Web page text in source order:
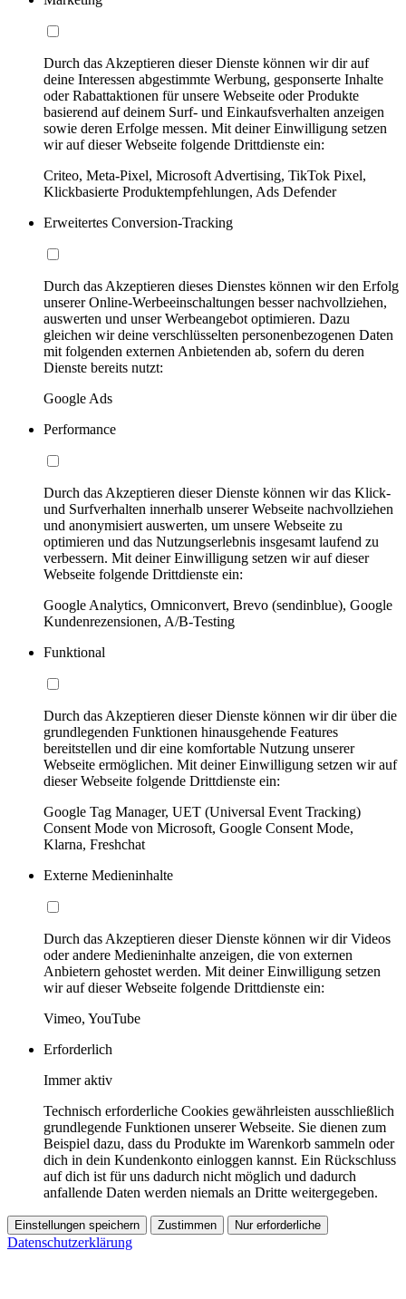
Durch das Akzeptieren dieser Dienste können wir dir auf
deine Interessen abgestimmte Werbung, gesponserte Inhalte
oder Rabattaktionen für unsere Webseite oder Produkte
basierend auf deinem Surf- und Einkaufsverhalten anzeigen
sowie deren Erfolge messen. Mit deiner Einwilligung setzen
wir auf dieser Webseite folgende Drittdienste ein:
Criteo, Meta-Pixel, Microsoft Advertising, TikTok Pixel,
Klickbasierte Produktempfehlungen, Ads Defender
Erweitertes Conversion-Tracking
Durch das Akzeptieren dieses Dienstes können wir den Erfolg
unserer Online-Werbeeinschaltungen besser nachvollziehen,
auswerten und unser Werbeangebot optimieren. Dazu
gleichen wir deine verschlüsselten personenbezogenen Daten
mit folgenden externen Anbietenden ab, sofern du deren
Dienste bereits nutzt:
Google Ads
Performance
Durch das Akzeptieren dieser Dienste können wir das Klick-
und Surfverhalten innerhalb unserer Webseite nachvollziehen
und anonymisiert auswerten, um unsere Webseite zu
optimieren und das Nutzungserlebnis insgesamt laufend zu
verbessern. Mit deiner Einwilligung setzen wir auf dieser
Webseite folgende Drittdienste ein:
Google Analytics, Omniconvert, Brevo (sendinblue), Google
Kundenrezensionen, A/B-Testing
Funktional
Durch das Akzeptieren dieser Dienste können wir dir über die
grundlegenden Funktionen hinausgehende Features
bereitstellen und dir eine komfortable Nutzung unserer
Webseite ermöglichen. Mit deiner Einwilligung setzen wir auf
dieser Webseite folgende Drittdienste ein:
Google Tag Manager, UET (Universal Event Tracking)
Consent Mode von Microsoft, Google Consent Mode,
Klarna, Freshchat
Externe Medieninhalte
Durch das Akzeptieren dieser Dienste können wir dir Videos
oder andere Medieninhalte anzeigen, die von externen
Anbietern gehostet werden. Mit deiner Einwilligung setzen
wir auf dieser Webseite folgende Drittdienste ein:
Vimeo, YouTube
Erforderlich
Immer aktiv
Technisch erforderliche Cookies gewährleisten ausschließlich
grundlegende Funktionen unserer Webseite. Sie dienen zum
Beispiel dazu, dass du Produkte im Warenkorb sammeln oder
dich in dein Kundenkonto einloggen kannst. Ein Rückschluss
auf dich ist für uns dadurch nicht möglich und dadurch
anfallende Daten werden niemals an Dritte weitergegeben.
Einstellungen speichern Zustimmen Nur erforderliche
Datenschutzerklärung